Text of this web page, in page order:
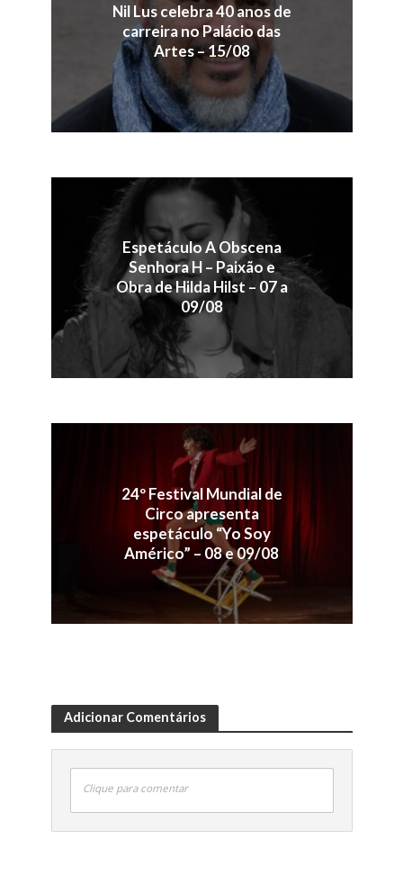
Nil Lus celebra 40 anos de
carreira no Palácio das
Artes – 15/08
Espetáculo A Obscena
Senhora H – Paixão e
Obra de Hilda Hilst – 07 a
09/08
24º Festival Mundial de
Circo apresenta
espetáculo “Yo Soy
Américo” – 08 e 09/08
Adicionar Comentários
Clique para comentar